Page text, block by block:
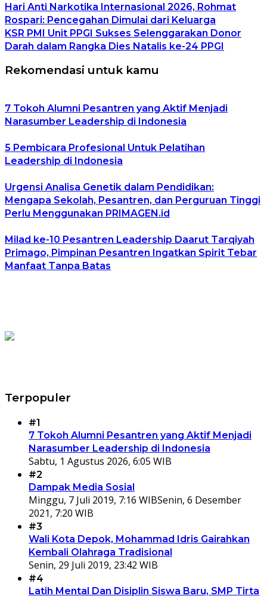
Hari Anti Narkotika Internasional 2026, Rohmat
Rospari: Pencegahan Dimulai dari Keluarga
KSR PMI Unit PPGI Sukses Selenggarakan Donor
Darah dalam Rangka Dies Natalis ke-24 PPGI
Rekomendasi untuk kamu
7 Tokoh Alumni Pesantren yang Aktif Menjadi
Narasumber Leadership di Indonesia
5 Pembicara Profesional Untuk Pelatihan
Leadership di Indonesia
Urgensi Analisa Genetik dalam Pendidikan:
Mengapa Sekolah, Pesantren, dan Perguruan Tinggi
Perlu Menggunakan PRIMAGEN.id
Milad ke-10 Pesantren Leadership Daarut Tarqiyah
Primago, Pimpinan Pesantren Ingatkan Spirit Tebar
Manfaat Tanpa Batas
Terpopuler
#1
7 Tokoh Alumni Pesantren yang Aktif Menjadi
Narasumber Leadership di Indonesia
Sabtu, 1 Agustus 2026, 6:05 WIB
#2
Dampak Media Sosial
Minggu, 7 Juli 2019, 7:16 WIBSenin, 6 Desember
2021, 7:20 WIB
#3
Wali Kota Depok, Mohammad Idris Gairahkan
Kembali Olahraga Tradisional
Senin, 29 Juli 2019, 23:42 WIB
#4
Latih Mental Dan Disiplin Siswa Baru, SMP Tirta